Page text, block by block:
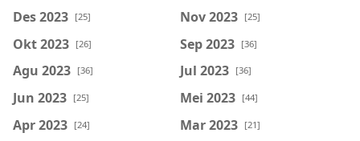
Des 2023 [25] Nov 2023 [25]
Okt 2023 [26] Sep 2023 [36]
Agu 2023 [36] Jul 2023 [36]
Jun 2023 [25] Mei 2023 [44]
Apr 2023 [24] Mar 2023 [21]